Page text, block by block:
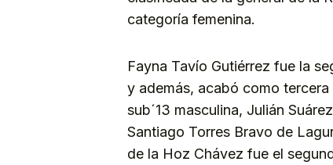
categoría femenina.
Fayna Tavío Gutiérrez fue la
y además, acabó como
sub´13 masculina, Julián
Santiago Torres Bravo de
de la Hoz Chávez fue el